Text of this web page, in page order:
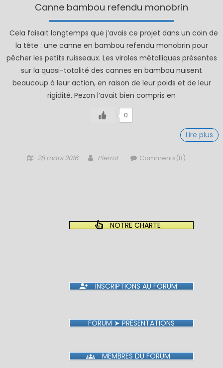
Canne bambou refendu monobrin
Cela faisait longtemps que j’avais ce projet dans un coin de
la tête : une canne en bambou refendu monobrin pour
pêcher les petits ruisseaux. Les viroles métalliques présentes
sur la quasi-totalité des cannes en bambou nuisent
beaucoup à leur action, en raison de leur poids et de leur
rigidité. Pezon l’avait bien compris en
0
Lire plus
Posted
28 mars 2016 Author
Pierrot Comments(8)
NOTRE CHARTE
INSCRIPTIONS AU FORUM
FORUM ➤ PRÉSENTATIONS
MEMBRES DU FORUM